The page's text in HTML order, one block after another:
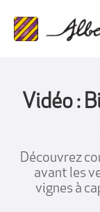
Vidéo :
Découvrez
avant les
vignes à